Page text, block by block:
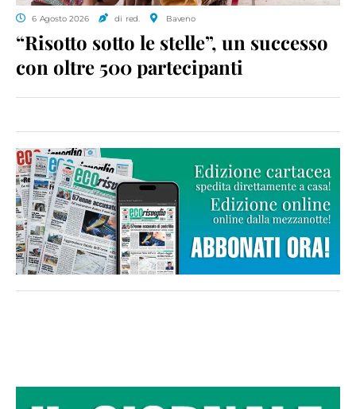
6 Agosto 2026 di red. Baveno
“Risotto sotto le stelle”, un successo
con oltre 500 partecipanti